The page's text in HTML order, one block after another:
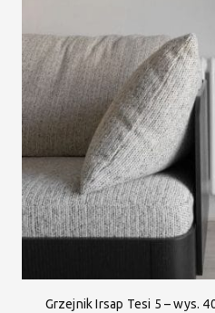
Grzejnik Irsap Tesi 5 – wys.